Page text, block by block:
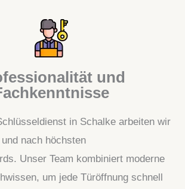
und
in Schalke arbeiten wir
nach höchsten
Unser Team kombiniert moderne
um jede Türöffnung schnell